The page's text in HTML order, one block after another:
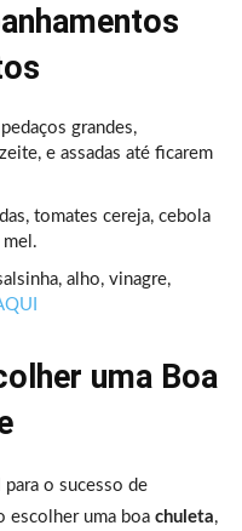
grandes,
e assadas até ficarem
tomates cereja, cebola
alho, vinagre,
uma Boa
para o sucesso de
escolher uma boa chuleta,